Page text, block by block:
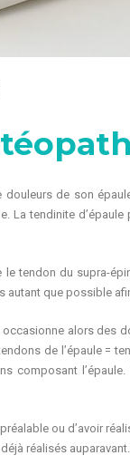
douleurs de son
tendinite
tendon du supra-
autant que possible
alors
de l’épaule
composant
ou d’avoir
réalisés auparavant.